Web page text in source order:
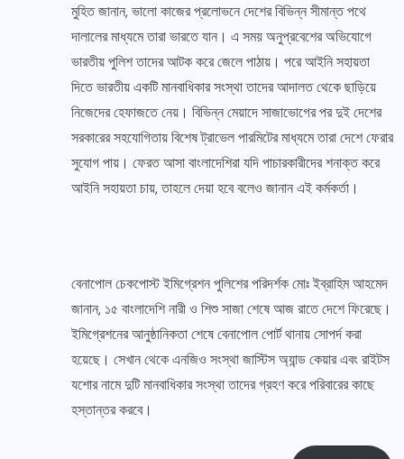
মুহিত জানান, ভালো কাজের প্রলোভনে দেশের বিভিন্ন সীমান্ত পথে
দালালের মাধ্যমে তারা ভারতে যান। এ সময় অনুপ্রবেশের অভিযোগে
ভারতীয় পুলিশ তাদের আটক করে জেলে পাঠায়। পরে আইনি সহায়তা
দিতে ভারতীয় একটি মানবাধিকার সংস্থা তাদের আদালত থেকে ছাড়িয়ে
নিজেদের হেফাজতে নেয়। বিভিন্ন মেয়াদে সাজাভোগের পর দুই দেশের
সরকারের সহযোগিতায় বিশেষ ট্রাভেল পারমিটের মাধ্যমে তারা দেশে ফেরার
সুযোগ পায়। ফেরত আসা বাংলাদেশিরা যদি পাচারকারীদের শনাক্ত করে
আইনি সহায়তা চায়, তাহলে দেয়া হবে বলেও জানান এই কর্মকর্তা।
বেনাপোল চেকপোস্ট ইমিগ্রেশন পুলিশের পরিদর্শক মোঃ ইব্রাহিম আহমেদ
জানান, ১৫ বাংলাদেশি নারী ও শিশু সাজা শেষে আজ রাতে দেশে ফিরেছে।
ইমিগ্রেশনের আনুষ্ঠানিকতা শেষে বেনাপোল পোর্ট থানায় সোপর্দ করা
হয়েছে। সেখান থেকে এনজিও সংস্থা জাস্টিস অ্যান্ড কেয়ার এবং রাইটস
যশোর নামে দুটি মানবাধিকার সংস্থা তাদের গ্রহণ করে পরিবারের কাছে
হস্তান্তর করবে।